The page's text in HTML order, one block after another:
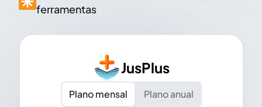
ferramentas
JusPlus
Plano mensal
Plano anual